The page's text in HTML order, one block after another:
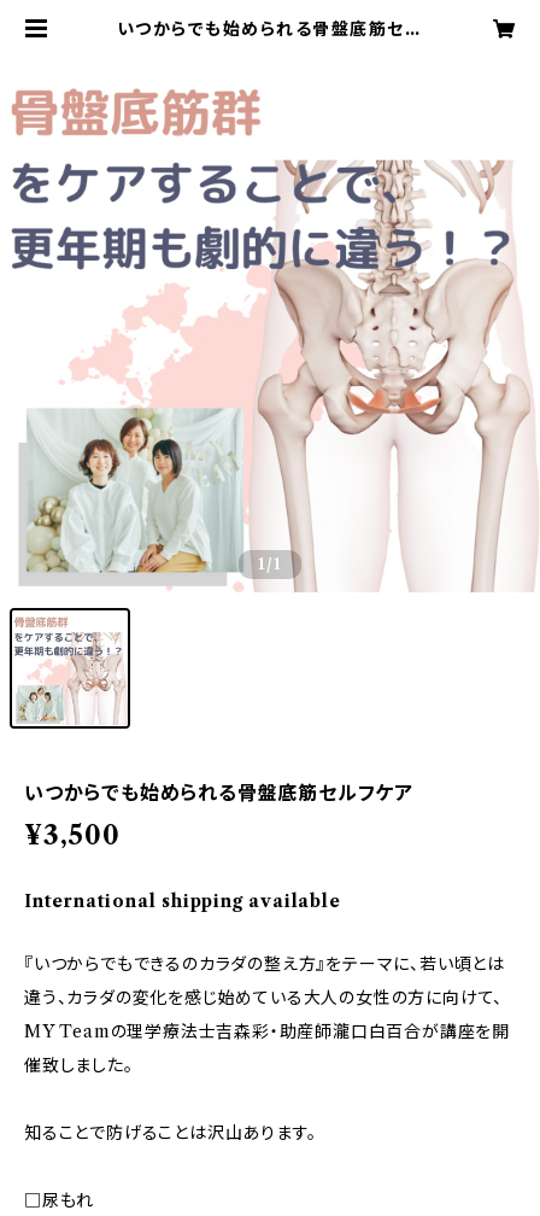
いつからでも始められる骨盤底筋セル
1 /1
いつからでも始められる骨盤底筋セルフケア
¥3,500
International shipping available
『いつからでもできるのカラダの整え方』をテーマに、若い頃とは
違う、カラダの変化を感じ始めている大人の女性の方に向けて、
MY Teamの理学療法士吉森彩・助産師瀧口白百合が講座を開
催致しました。
知ることで防げることは沢山あります。
□尿もれ